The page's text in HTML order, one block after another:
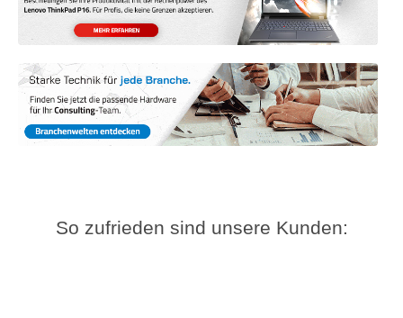
So zufrieden sind unsere Kunden: